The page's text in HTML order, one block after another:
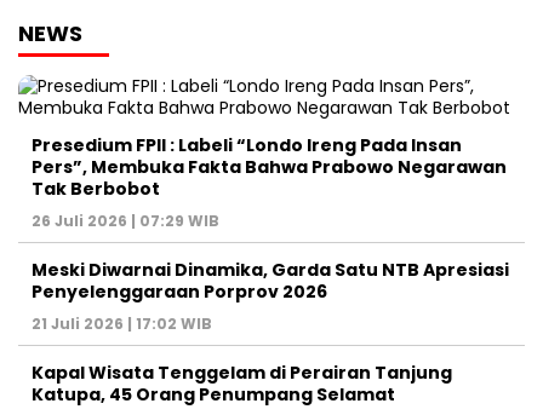
NEWS
Presedium FPII : Labeli “Londo Ireng Pada Insan
Pers”, Membuka Fakta Bahwa Prabowo Negarawan
Tak Berbobot
26 Juli 2026 | 07:29 WIB
Meski Diwarnai Dinamika, Garda Satu NTB Apresiasi
Penyelenggaraan Porprov 2026 ‎
21 Juli 2026 | 17:02 WIB
Kapal Wisata Tenggelam di Perairan Tanjung
Katupa, 45 Orang Penumpang Selamat